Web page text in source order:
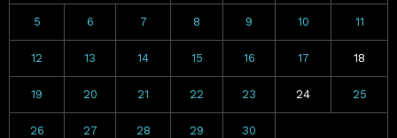
5 6 7 8 9 10 11
12 13 14 15 16 17 18
19 20 21 22 23 24 25
26 27 28 29 30